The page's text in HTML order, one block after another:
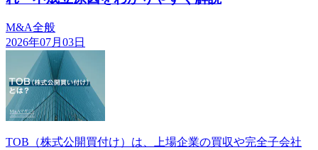
M&A全般
2026年07月03日
TOB（株式公開買付け）は、上場企業の買収や完全子会社